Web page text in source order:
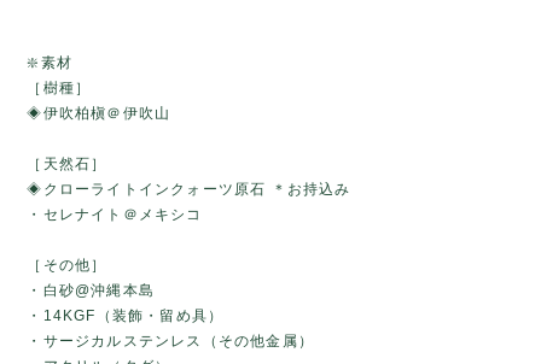
❇️素材
［樹種］
◈伊吹柏槇＠伊吹山
［天然石］
◈クローライトインクォーツ原石 ＊お持込み
・セレナイト＠メキシコ
［その他］
・白砂@沖縄本島
・14KGF（装飾・留め具）
・サージカルステンレス（その他金属）